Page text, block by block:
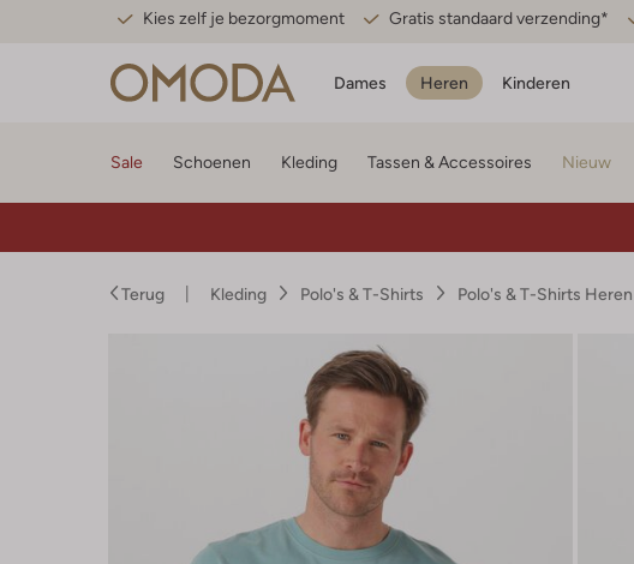
Kies zelf je bezorgmoment Gratis standaard verzending*
Dames Heren Kinderen
Sale Schoenen Kleding Tassen & Accessoires Nieuw
Terug Kleding Polo's & T-Shirts Polo's & T-Shirts Heren